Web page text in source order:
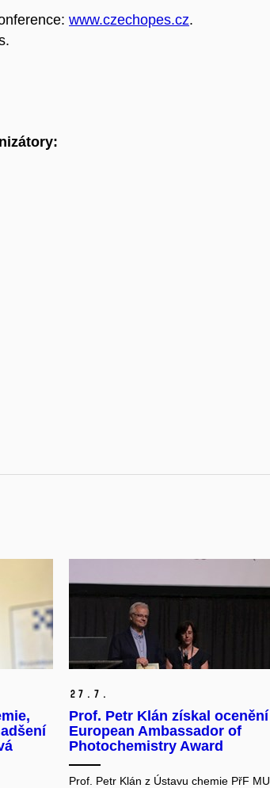
www.czechopes.cz.
27. 7.
Prof. Petr Klán získal ocenění
European Ambassador of
Photochemistry Award
Prof. Petr Klán z Ústavu chemie PřF MU